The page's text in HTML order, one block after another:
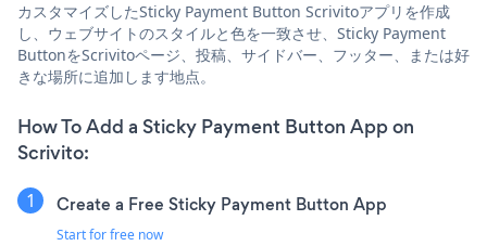
カスタマイズしたSticky Payment Button Scrivitoアプリを作成
し、ウェブサイトのスタイルと色を一致させ、Sticky Payment
ButtonをScrivitoページ、投稿、サイドバー、フッター、または好
きな場所に追加します地点。
How To Add a Sticky Payment Button App on
Scrivito:
Create a Free Sticky Payment Button App
Start for free now